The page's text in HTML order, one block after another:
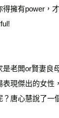
得擁有power，
是老闆or賢妻良
表現傑出的女性
？唐心慧說了一